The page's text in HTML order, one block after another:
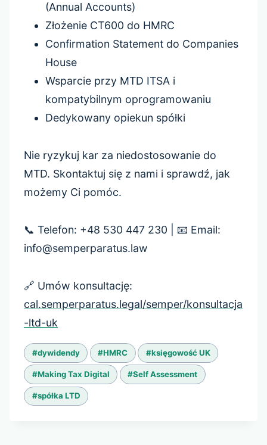
(Annual Accounts)
Złożenie CT600 do HMRC
Confirmation Statement do Companies
House
Wsparcie przy MTD ITSA i
kompatybilnym oprogramowaniu
Dedykowany opiekun spółki
Nie ryzykuj kar za niedostosowanie do
MTD. Skontaktuj się z nami i sprawdź, jak
możemy Ci pomóc.
📞 Telefon: +48 530 447 230 | 📧 Email:
info@semperparatus.law
🔗 Umów konsultację:
cal.semperparatus.legal/semper/konsultacja
-ltd-uk
Tagi
wpisu:
#dywidendy #HMRC #księgowość UK
#Making Tax Digital #Self Assessment
#spółka LTD